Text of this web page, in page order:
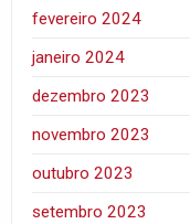
fevereiro 2024
janeiro 2024
dezembro 2023
novembro 2023
outubro 2023
setembro 2023